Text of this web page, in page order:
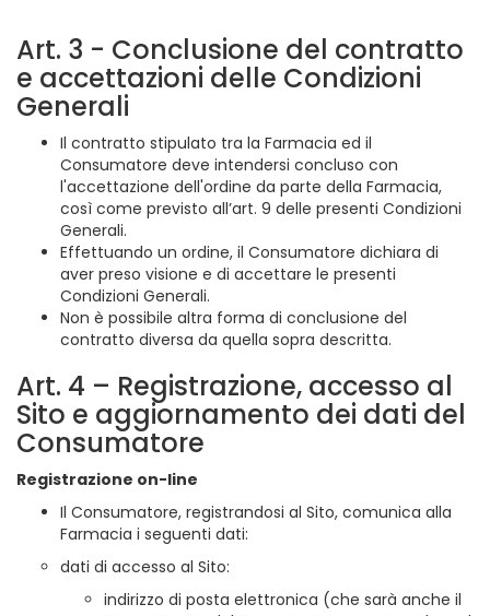
Art. 3 - Conclusione del contratto
e accettazioni delle Condizioni
Generali
Il contratto stipulato tra la Farmacia ed il
Consumatore deve intendersi concluso con
l'accettazione dell'ordine da parte della Farmacia,
così come previsto all’art. 9 delle presenti Condizioni
Generali.
Effettuando un ordine, il Consumatore dichiara di
aver preso visione e di accettare le presenti
Condizioni Generali.
Non è possibile altra forma di conclusione del
contratto diversa da quella sopra descritta.
Art. 4 – Registrazione, accesso al
Sito e aggiornamento dei dati del
Consumatore
Registrazione on-line
Il Consumatore, registrandosi al Sito, comunica alla
Farmacia i seguenti dati:
dati di accesso al Sito:
indirizzo di posta elettronica (che sarà anche il